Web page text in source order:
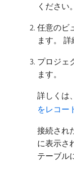
ください。
任意のビ
ます。
プロジェ
ます。
詳しくは、
をレコー
接続され
に表示さ
テーブル